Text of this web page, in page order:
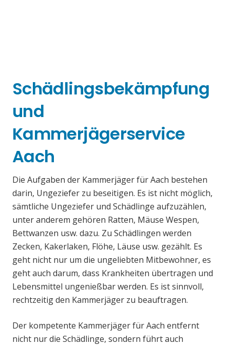
Schädlingsbekämpfung
und
Kammerjägerservice
Aach
Die Aufgaben der Kammerjäger für Aach bestehen
darin, Ungeziefer zu beseitigen. Es ist nicht möglich,
sämtliche Ungeziefer und Schädlinge aufzuzählen,
unter anderem gehören Ratten, Mäuse Wespen,
Bettwanzen usw. dazu. Zu Schädlingen werden
Zecken, Kakerlaken, Flöhe, Läuse usw. gezählt. Es
geht nicht nur um die ungeliebten Mitbewohner, es
geht auch darum, dass Krankheiten übertragen und
Lebensmittel ungenießbar werden. Es ist sinnvoll,
rechtzeitig den Kammerjäger zu beauftragen.
Der kompetente Kammerjäger für Aach entfernt
nicht nur die Schädlinge, sondern führt auch